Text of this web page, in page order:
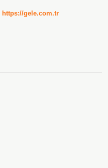
https://gele.com.tr